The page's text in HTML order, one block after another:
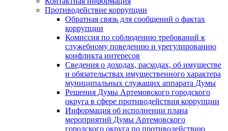
Противодействие коррупции
Обратная связь для сообщений о фактах
коррупции
Комиссия по соблюдению требований к
служебному поведению и урегулированию
конфликта интересов
Сведения о доходах, расходах, об имуществе
и обязательствах имущественного характера
муниципальных служащих аппарата Думы
Решения Думы Артемовского городского
округа в сфере противодействия коррупции
Информация об исполнении плана
мероприятий Думы Артемовского
городского округа по противодействию